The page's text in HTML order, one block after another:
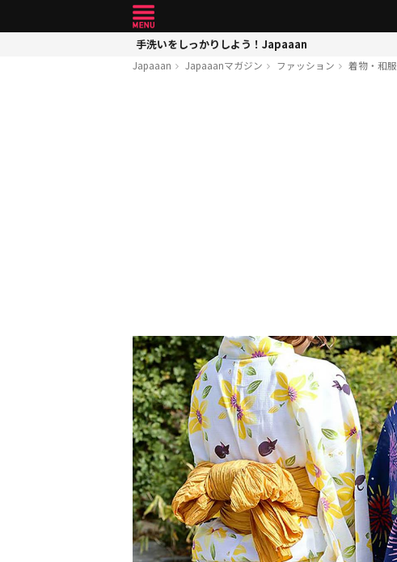
手洗いをしっかりしよう！Japaaan
Japaaan Japaaanマガジン ファッション 着物・和服